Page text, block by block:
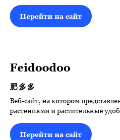
Перейти на сайт
Feidoodoo
肥多多
Веб-сайт, на котором
растениями и растительные
Перейти на сайт